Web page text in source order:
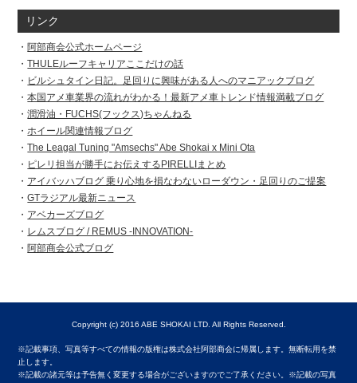
リンク
阿部商会公式ホームページ
THULEルーフキャリアここだけの話
ビルシュタイン日記。足回りに興味がある人へのマニアックブログ
本国アメ車業界の流れがわかる！最新アメ車トレンド情報満載ブログ
潤滑油・FUCHS(フックス)ちゃんねる
ホイール関連情報ブログ
The Leagal Tuning "Amsechs" Abe Shokai x Mini Ota
ピレリ担当が勝手にお伝えするPIRELLIまとめ
アイバッハブログ 乗り心地を損なわないローダウン・足回りのご提案
GTラジアル最新ニュース
アベカーズブログ
レムスブログ / REMUS -INNOVATION-
阿部商会公式ブログ
Copyright (c) 2016 ABE SHOKAI LTD. All Rights Reserved.
※記載事項、写真等すべての情報の版権は株式会社阿部商会に帰属します。無断転用を禁
止します。
※記載の諸元等は予告無く変更する場合がございますのでご了承ください。※記載の写真